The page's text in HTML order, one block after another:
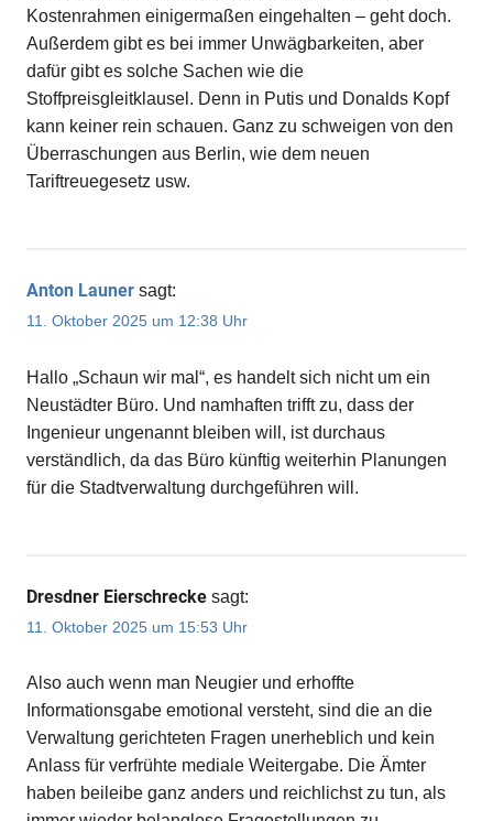
Kostenrahmen einigermaßen eingehalten – geht doch.
Außerdem gibt es bei immer Unwägbarkeiten, aber
dafür gibt es solche Sachen wie die
Stoffpreisgleitklausel. Denn in Putis und Donalds Kopf
kann keiner rein schauen. Ganz zu schweigen von den
Überraschungen aus Berlin, wie dem neuen
Tariftreuegesetz usw.
Anton Launer sagt:
11. Oktober 2025 um 12:38 Uhr
Hallo „Schaun wir mal“, es handelt sich nicht um ein
Neustädter Büro. Und namhaften trifft zu, dass der
Ingenieur ungenannt bleiben will, ist durchaus
verständlich, da das Büro künftig weiterhin Planungen
für die Stadtverwaltung durchgeführen will.
Dresdner Eierschrecke sagt:
11. Oktober 2025 um 15:53 Uhr
Also auch wenn man Neugier und erhoffte
Informationsgabe emotional versteht, sind die an die
Verwaltung gerichteten Fragen unerheblich und kein
Anlass für verfrühte mediale Weitergabe. Die Ämter
haben beileibe ganz anders und reichlichst zu tun, als